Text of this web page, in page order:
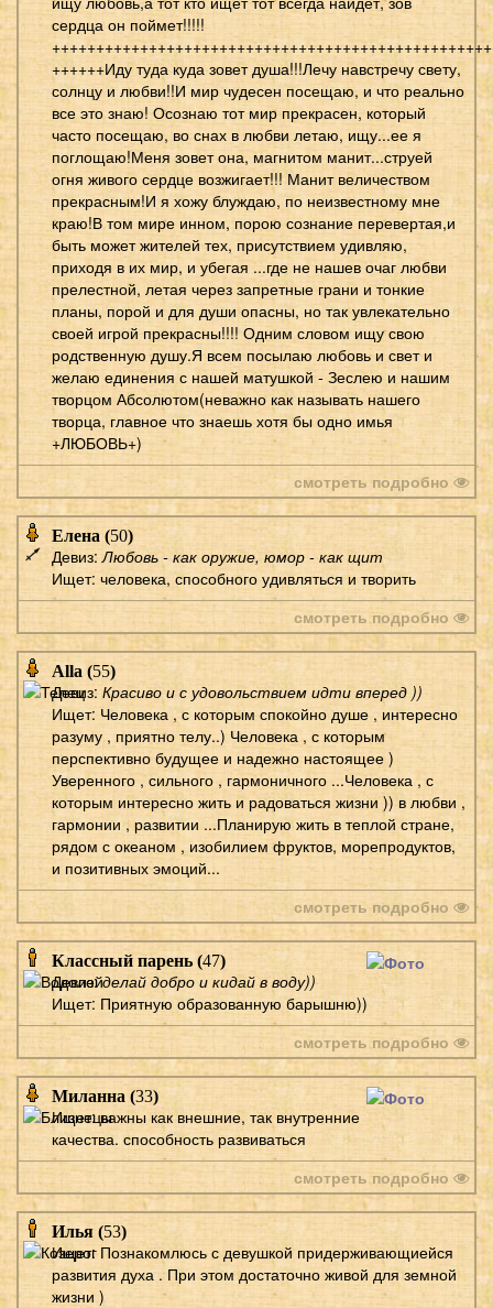
сердца он поймет!!!!!
++++++Иду туда куда зовет душа!!!Лечу навстречу свету,
солнцу и любви!!И мир чудесен посещаю, и что реально
все это знаю! Осознаю тот мир прекрасен, который
часто посещаю, во снах в любви летаю, ищу...ее я
поглощаю!Меня зовет она, магнитом манит...струей
огня живого сердце возжигает!!! Манит величеством
прекрасным!И я хожу блуждаю, по неизвестному мне
краю!В том мире инном, порою сознание перевертая,и
быть может жителей тех, присутствием удивляю,
приходя в их мир, и убегая ...где не нашев очаг любви
прелестной, летая через запретные грани и тонкие
планы, порой и для души опасны, но так увлекательно
своей игрой прекрасны!!!! Одним словом ищу свою
родственную душу.Я всем посылаю любовь и свет и
желаю единения с нашей матушкой - Зеслею и нашим
творцом Абсолютом(неважно как называть нашего
творца, главное что знаешь хотя бы одно имья
+ЛЮБОВЬ+)
смотреть подробно
Елена (50)
Девиз: Любовь - как оружие, юмор - как щит
Ищет: человека, способного удивляться и творить
смотреть подробно
Alla (55)
Девиз: Красиво и с удовольствием идти вперед ))
Ищет: Человека , с которым спокойно душе , интересно
разуму , приятно телу..) Человека , с которым
перспективно будущее и надежно настоящее )
Уверенного , сильного , гармоничного ...Человека , с
которым интересно жить и радоваться жизни )) в любви ,
гармонии , развитии ...Планирую жить в теплой стране,
рядом с океаном , изобилием фруктов, морепродуктов,
и позитивных эмоций...
смотреть подробно
Классный парень (47)
Девиз:делай добро и кидай в воду))
Ищет: Приятную образованную барышню))
смотреть подробно
Миланна (33)
Ищет: важны как внешние, так внутренние
качества. способность развиваться
смотреть подробно
Илья (53)
Ищет: Познакомлюсь с девушкой придерживающиейся
развития духа . При этом достаточно живой для земной
жизни )